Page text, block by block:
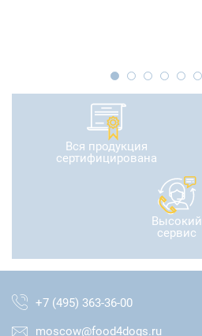
Вся продукция
сертифицирована
Высокий
сервис
+7 (495) 363-36-00
moscow@food4dogs.ru